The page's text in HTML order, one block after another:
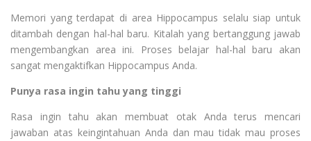
Memori yang terdapat di area Hippocampus selalu siap untuk
ditambah dengan hal-hal baru. Kitalah yang bertanggung jawab
mengembangkan area ini. Proses belajar hal-hal baru akan
sangat mengaktifkan Hippocampus Anda.
Punya rasa ingin tahu yang tinggi
Rasa ingin tahu akan membuat otak Anda terus mencari
jawaban atas keingintahuan Anda dan mau tidak mau proses